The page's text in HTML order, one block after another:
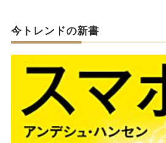
今トレンドの新書